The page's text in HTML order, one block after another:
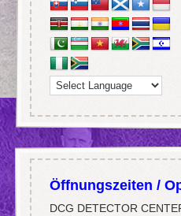
Öffnungszeiten /
DCG DETECTOR